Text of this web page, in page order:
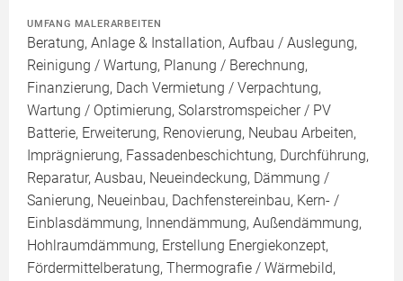
UMFANG MALERARBEITEN
Beratung, Anlage & Installation, Aufbau / Auslegung,
Reinigung / Wartung, Planung / Berechnung,
Finanzierung, Dach Vermietung / Verpachtung,
Wartung / Optimierung, Solarstromspeicher / PV
Batterie, Erweiterung, Renovierung, Neubau Arbeiten,
Imprägnierung, Fassadenbeschichtung, Durchführung,
Reparatur, Ausbau, Neueindeckung, Dämmung /
Sanierung, Neueinbau, Dachfenstereinbau, Kern- /
Einblasdämmung, Innendämmung, Außendämmung,
Hohlraumdämmung, Erstellung Energiekonzept,
Fördermittelberatung, Thermografie / Wärmebild,